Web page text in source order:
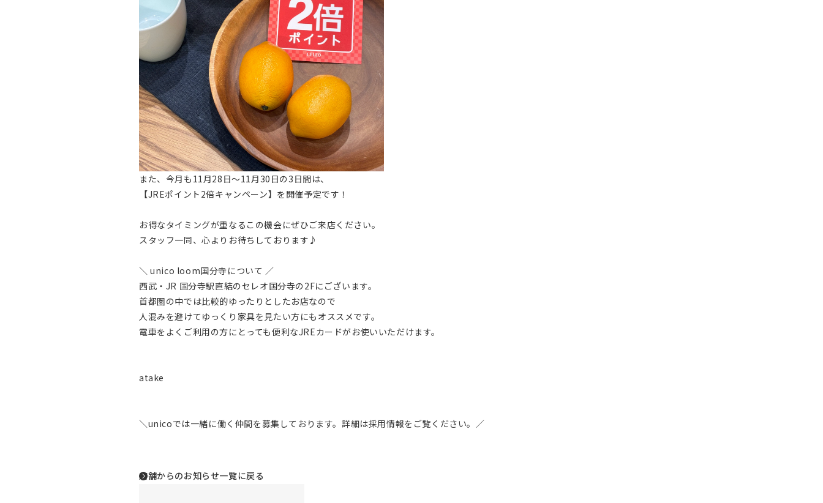
また、今月も11月28日～11月30日の3日間は、
【JREポイント2倍キャンペーン】を開催予定です！
お得なタイミングが重なるこの機会にぜひご来店ください。
スタッフ一同、心よりお待ちしております♪
＼ unico loom国分寺について ／
西武・JR 国分寺駅直結のセレオ国分寺の2Fにございます。
首都圏の中では比較的ゆったりとしたお店なので
人混みを避けてゆっくり家具を見たい方にもオススメです。
電車をよくご利用の方にとっても便利なJREカードがお使いいただけます。
atake
＼unicoでは一緒に働く仲間を募集しております。詳細は採用情報をご覧ください。／
店舗からのお知らせ一覧に戻る